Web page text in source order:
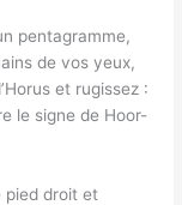
pentagramme,
de vos yeux,
et rugissez :
le signe de Hoor-
pied droit et